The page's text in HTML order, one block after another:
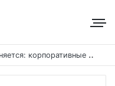
С
труктура денежной массы меняется: корпоративные депозиты обогнали вклады населения